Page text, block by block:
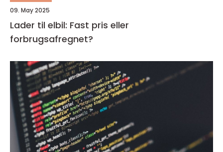
09. May 2025
Lader til elbil: Fast pris eller
forbrugsafregnet?